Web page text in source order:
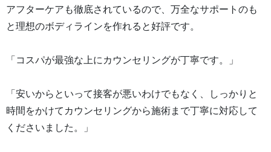
アフターケアも徹底されているので、万全なサポートのも
と理想のボディラインを作れると好評です。
「コスパが最強な上にカウンセリングが丁寧です。」
「安いからといって接客が悪いわけでもなく、しっかりと
時間をかけてカウンセリングから施術まで丁寧に対応して
くださいました。」